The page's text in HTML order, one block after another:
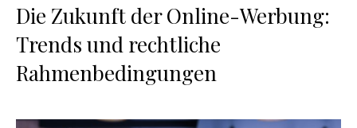
Die Zukunft der Online-Werbung:
Trends und rechtliche
Rahmenbedingungen